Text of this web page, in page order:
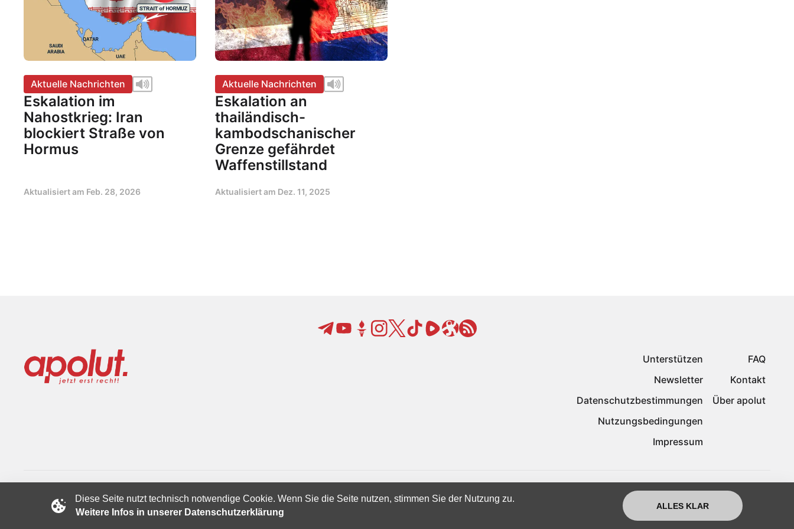
Aktuelle Nachrichten
Eskalation im
Nahostkrieg: Iran
blockiert Straße von
Hormus
Aktualisiert am Feb. 28, 2026
Aktuelle Nachrichten
Eskalation an
thailändisch-
kambodschanischer
Grenze gefährdet
Waffenstillstand
Aktualisiert am Dez. 11, 2025
Unterstützen
Newsletter
Datenschutzbestimmungen
Nutzungsbedingungen
Impressum
FAQ
Kontakt
Über apolut
Copyright © 2024 apolut | Jetzt erst recht!. Published apolut Creatives Ltd.
Diese Seite nutzt technisch notwendige Cookie. Wenn Sie die Seite nutzen, stimmen Sie der Nutzung zu.
Weitere Infos in unserer Datenschutzerklärung
ALLES KLAR